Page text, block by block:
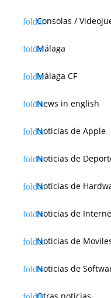
Consolas /
Málaga
Málaga CF
News in english
Noticias de Apple
Noticias de
Noticias de
Noticias de
Noticias de
Noticias de